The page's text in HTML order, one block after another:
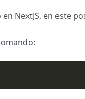
NextJS, en este